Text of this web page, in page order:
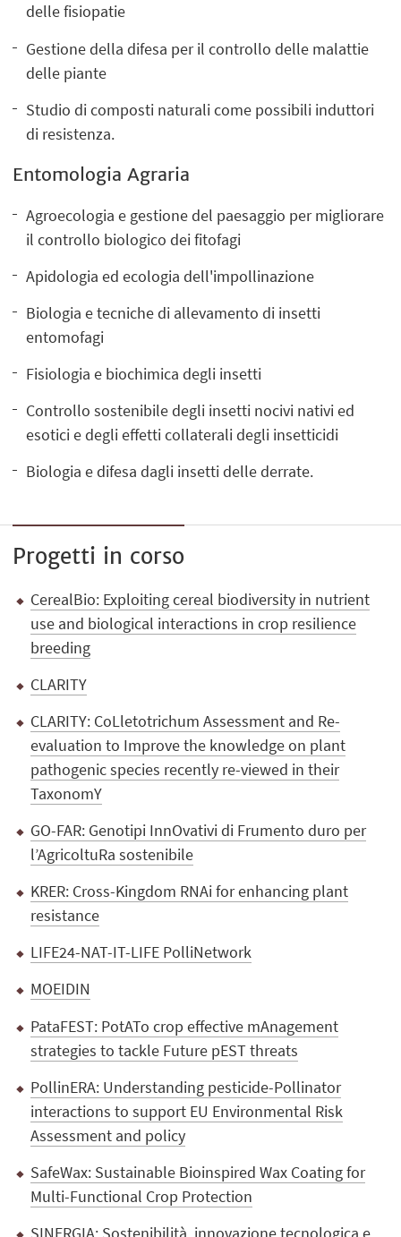
delle fisiopatie
Gestione della difesa per il controllo delle malattie
delle piante
Studio di composti naturali come possibili induttori
di resistenza.
Entomologia Agraria
Agroecologia e gestione del paesaggio per migliorare
il controllo biologico dei fitofagi
Apidologia ed ecologia dell'impollinazione
Biologia e tecniche di allevamento di insetti
entomofagi
Fisiologia e biochimica degli insetti
Controllo sostenibile degli insetti nocivi nativi ed
esotici e degli effetti collaterali degli insetticidi
Biologia e difesa dagli insetti delle derrate.
Progetti in corso
CerealBio: Exploiting cereal biodiversity in nutrient
use and biological interactions in crop resilience
breeding
CLARITY
CLARITY: CoLletotrichum Assessment and Re-
evaluation to Improve the knowledge on plant
pathogenic species recently re-viewed in their
TaxonomY
GO-FAR: Genotipi InnOvativi di Frumento duro per
l’AgricoltuRa sostenibile
KRER: Cross-Kingdom RNAi for enhancing plant
resistance
LIFE24-NAT-IT-LIFE PolliNetwork
MOEIDIN
PataFEST: PotATo crop effective mAnagement
strategies to tackle Future pEST threats
PollinERA: Understanding pesticide-Pollinator
interactions to support EU Environmental Risk
Assessment and policy
SafeWax: Sustainable Bioinspired Wax Coating for
Multi-Functional Crop Protection
SINERGIA: Sostenibilità, innovazione tecnologica e